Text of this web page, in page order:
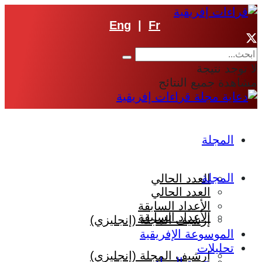
Eng Fr
لا توجد نتيجة
مشاهدة جميع النتائج
المجلة
العدد الحالي
الأعداد السابقة
إرشيف المجلة (إنجليزي)
المجلة
العدد الحالي
الأعداد السابقة
إرشيف المجلة (إنجليزي)
الموسوعة الإفريقية
تحليلات